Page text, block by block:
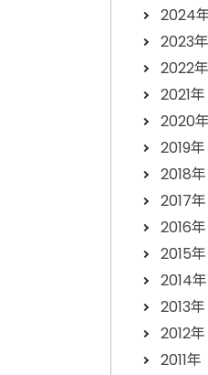
2024
2023年
2022年
2021年
2020年
2019年
2018年
2017年
2016年
2015年
2014年
2013年
2012年
2011年